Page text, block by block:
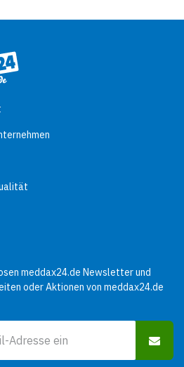
meddax24.de Newsletter und
oder Aktionen von meddax24.de